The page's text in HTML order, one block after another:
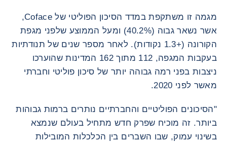
מגמה זו משתקפת במדד הסיכון הפוליטי של Coface,
אשר נשאר גבוה (40.2%) ומעל הממוצע שלפני מגפת
הקורונה (+1.3 נקודות). לאחר מספר שנים של תנודתיות
בעקבות המגפה, 112 מתוך 162 המדינות שהוערכו
ניצבות בפני רמה גבוהה יותר של סיכון פוליטי וחברתי
מאשר לפני 2020.
"הסיכונים הפוליטיים והחברתיים נותרים ברמות גבוהות
ביותר. זה מוכיח שפרק חדש מתחיל בעולם שנמצא
בשינוי עמוק, שבו השברים בין הכלכלות המובילות